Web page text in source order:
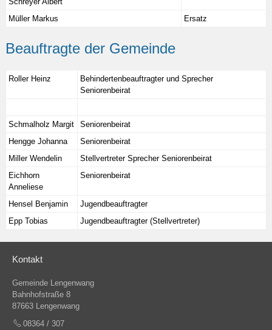
Müller Markus
Ersatz
Beauftragte der Gemeinde
Roller Heinz
Behindertenbeauftragter und Sprecher
Seniorenbeirat
Schmalholz Margit
Seniorenbeirat
Hengge Johanna
Seniorenbeirat
Miller Wendelin
Stellvertreter Sprecher Seniorenbeirat
Eichhorn
Anneliese
Seniorenbeirat
Hensel Benjamin
Jugendbeauftragter
Epp Tobias
Jugendbeauftragter (Stellvertreter)
Kontakt
Gemeinde Lengenwang
Bahnhofstraße 8
87663 Lengenwang
08364 / 307